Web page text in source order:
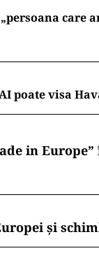
care
poate visa
in
și